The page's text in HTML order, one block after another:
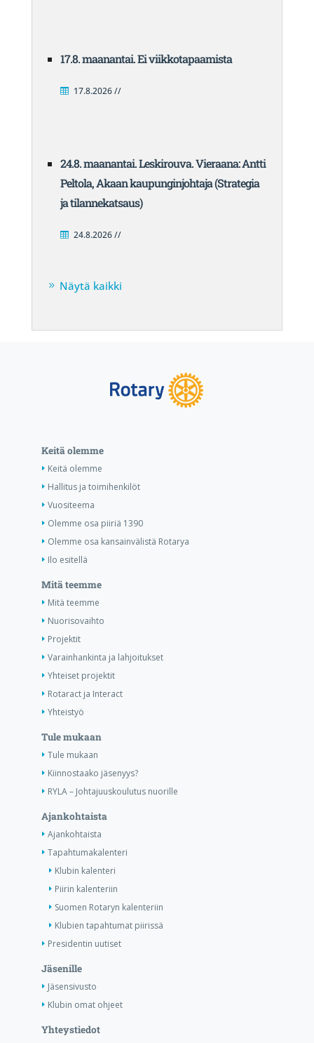
17.8. maanantai. Ei viikkotapaamista
17.8.2026 //
24.8. maanantai. Leskirouva. Vieraana: Antti
Peltola, Akaan kaupunginjohtaja (Strategia
ja tilannekatsaus)
24.8.2026 //
Näytä kaikki
Keitä olemme
Keitä olemme
Hallitus ja toimihenkilöt
Vuositeema
Olemme osa piiriä 1390
Olemme osa kansainvälistä Rotarya
Ilo esitellä
Mitä teemme
Mitä teemme
Nuorisovaihto
Projektit
Varainhankinta ja lahjoitukset
Yhteiset projektit
Rotaract ja Interact
Yhteistyö
Tule mukaan
Tule mukaan
Kiinnostaako jäsenyys?
RYLA – Johtajuuskoulutus nuorille
Ajankohtaista
Ajankohtaista
Tapahtumakalenteri
Klubin kalenteri
Piirin kalenteriin
Suomen Rotaryn kalenteriin
Klubien tapahtumat piirissä
Presidentin uutiset
Jäsenille
Jäsensivusto
Klubin omat ohjeet
Yhteystiedot